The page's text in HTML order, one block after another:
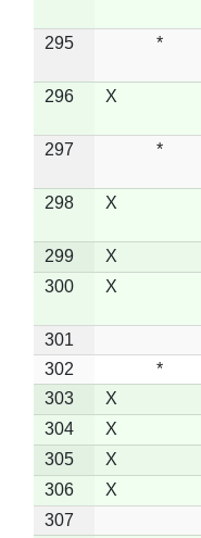
295 *
296
X
297 *
298
X
299 X
300
X
301
302
*
303
X
304
X
305
X
306
X
307